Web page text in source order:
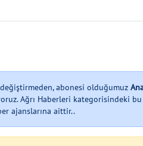
abonesi olduğumuz
Ağrı Haberleri kategorisindeki
ajanslarına aittir..